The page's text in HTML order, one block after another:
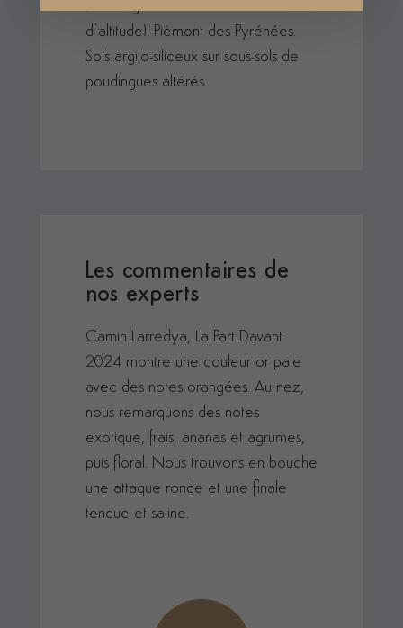
/ an. Vignoble de coteaux (300m
d’altitude). Pièmont des Pyrénées.
Sols argilo-siliceux sur sous-sols de
poudingues altérés.
Les commentaires de
nos experts
Camin Larredya, La Part Davant
2024 montre une couleur or pale
avec des notes orangées. Au nez,
nous remarquons des notes
exotique, frais, ananas et agrumes,
puis floral. Nous trouvons en bouche
une attaque ronde et une finale
tendue et saline.